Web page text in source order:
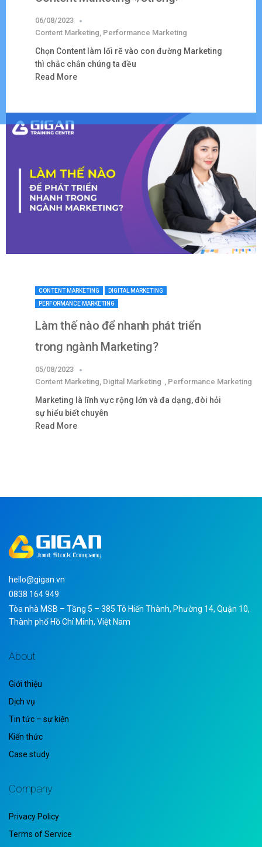
06/08/2023
Content Marketing, Performance Marketing
Chọn Content làm lối rẽ vào con đường Marketing
thì chắc chắn chúng ta đều
Read More
CONTENT MARKETING
DIGITAL MARKETING
PERFORMANCE MARKETING
Làm thế nào để nhanh phát triển
trong ngành Marketing?
05/08/2023
Content Marketing, Digital Marketing , Performance Marketing
Marketing là lĩnh vực rộng lớn và đa dạng, đòi hỏi
sự hiểu biết chuyên
Read More
hello@gigan.vn
0838 164 949
Tòa nhà MSB – Tầng 5 – 385 Tô Hiến Thành, Phường 14, Quận 10,
Thành phố Hồ Chí Minh, Việt Nam
About
Giới thiệu
Dịch vụ
Tin tức – sự kiện
Kiến thức
Case study
Company
Privacy Policy
Terms of Service